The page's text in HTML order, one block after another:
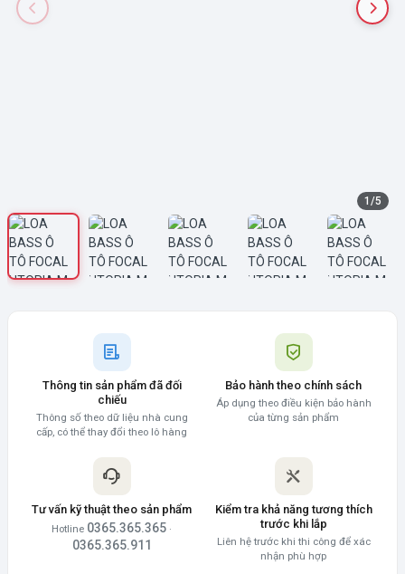
1 /5
Thông tin sản phẩm đã đối
chiếu
Thông số theo dữ liệu nhà cung
cấp, có thể thay đổi theo lô hàng
Bảo hành theo chính sách
Áp dụng theo điều kiện bảo hành
của từng sản phẩm
Tư vấn kỹ thuật theo sản phẩm
Hotline 0365.365.365 ·
0365.365.911
Kiểm tra khả năng tương thích
trước khi lắp
Liên hệ trước khi thi công để xác
nhận phù hợp